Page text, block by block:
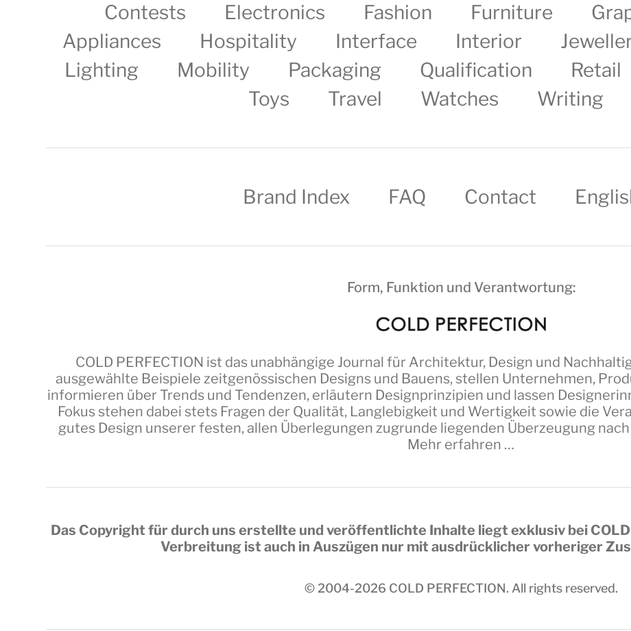
Contests
Electronics Fashion Furniture
Appliances
Hospitality Interface Interior
Lighting
Mobility Packaging Qualification Retail
Toys
Travel Watches Writing
Brand Index FAQ Contact
Form, Funktion und Verantwortung:
COLD PERFECTION ist das unabhängige Journal für Architektur, Design und
ausgewählte Beispiele zeitgenössischen Designs und Bauens, stellen Unternehmen,
informieren über Trends und Tendenzen, erläutern Designprinzipien und lassen
Fokus stehen dabei stets Fragen der Qualität, Langlebigkeit und Wertigkeit sowie die
gutes Design unserer festen, allen Überlegungen zugrunde liegenden Überzeugung
Mehr erfahren …
Das Copyright für durch uns erstellte und veröffentlichte Inhalte liegt exklusiv bei
Verbreitung ist auch in Auszügen nur mit ausdrücklicher vorheriger
© 2004-2026 COLD PERFECTION. All rights reserved.